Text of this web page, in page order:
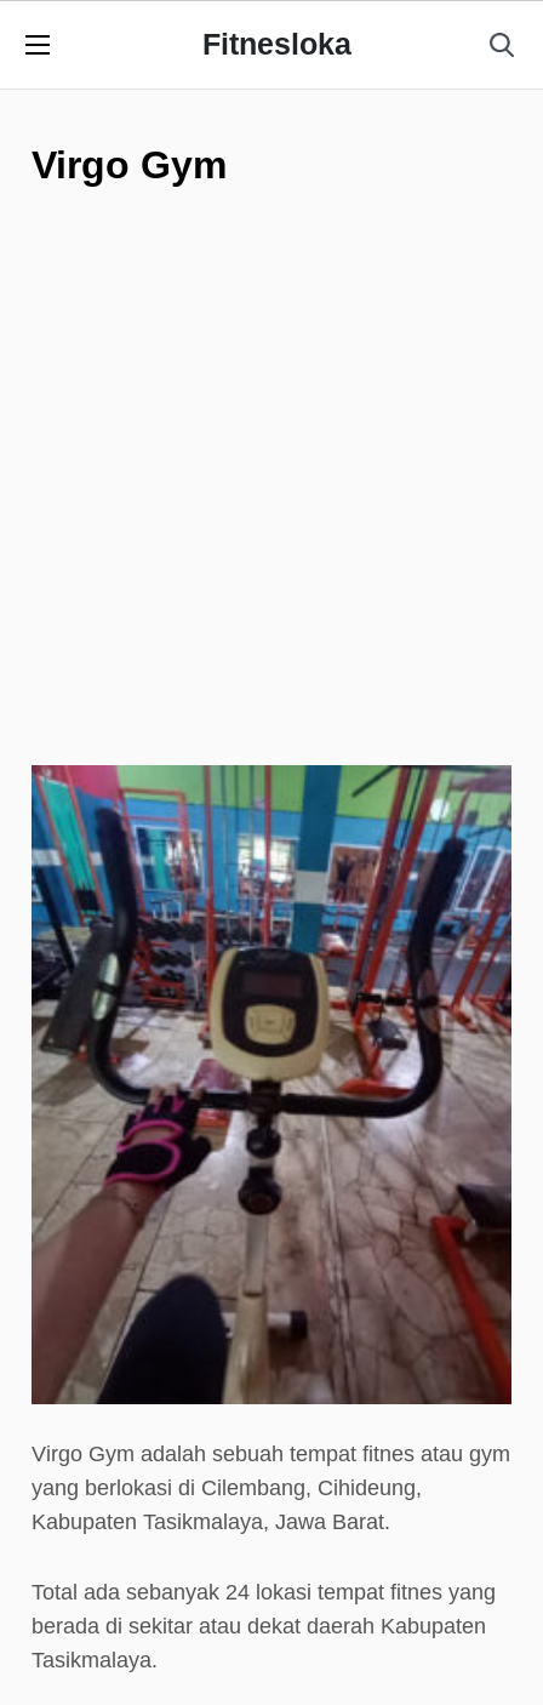
Fitnesloka
Virgo Gym
Virgo Gym adalah sebuah tempat fitnes atau gym
yang berlokasi di Cilembang, Cihideung,
Kabupaten Tasikmalaya, Jawa Barat.
Total ada sebanyak 24 lokasi tempat fitnes yang
berada di sekitar atau dekat daerah Kabupaten
Tasikmalaya.